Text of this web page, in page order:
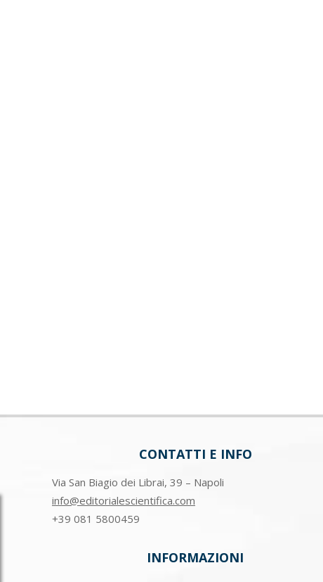
CONTATTI E INFO
Via San Biagio dei Librai, 39 – Napoli
info@editorialescientifica.com
+39 081 5800459
INFORMAZIONI